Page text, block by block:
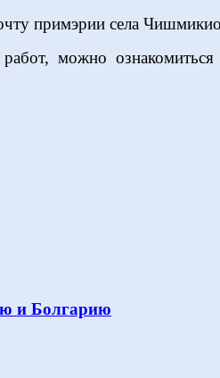
примэрии села
можно
и Болгарию